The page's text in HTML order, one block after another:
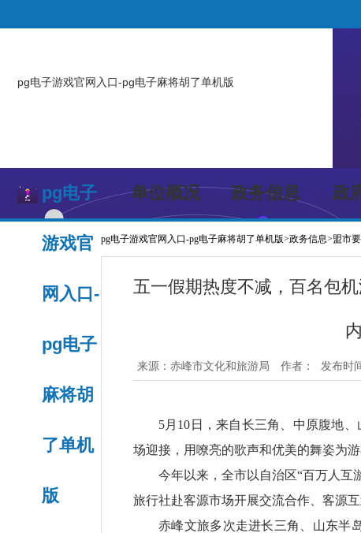
pg电子游戏官网入口-pg电子麻将胡了单机版
pg电子
游戏官
网入口-
pg电子
麻将胡
了单机
版
单位概况 政务信息 政
pg电子游戏官网入口-pg电子麻将胡了单机版>政务信息>盟市
五一假期热度不减，百名包
来源： 赤峰市文化和旅游局 作者： 发布时
5月10日，来自长三角、中原腹地
场迎接，用嘹亮的歌声和优美的舞姿为
今年以来，全市以自治区“百万人互
旅行社赴客源市场开展交流合作、客源
赤峰文旅多次走进长三角、山东半